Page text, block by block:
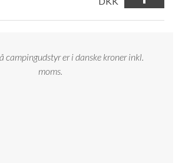
campingudstyr er i danske kroner inkl.
moms.